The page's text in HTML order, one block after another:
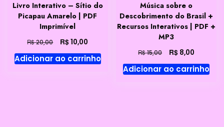
Livro Interativo – Sítio do
Picapau Amarelo | PDF
Imprimível
R$20,00
preço
original
R$10,00
preço
atual
Adicionar ao carrinho
Música sobre o
Descobrimento do Brasil +
Recursos Interativos | PDF +
MP3
R$15,00
preço
original
R$ 8,00
preço
atual
Adicionar ao carrinho